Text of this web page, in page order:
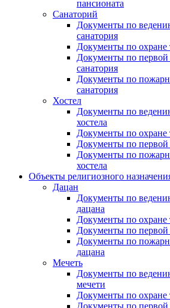
пансионата
Санаторий
Документы по
санатория
Документы по охране
Документы по
санатория
Документы по
санатория
Хостел
Документы по
хостела
Документы по охране
Документы по первой
Документы по
хостела
Объекты религиозного
Дацан
Документы по
дацана
Документы по охране
Документы по
Документы по
дацана
Мечеть
Документы по
мечети
Документы по охране
Документы по